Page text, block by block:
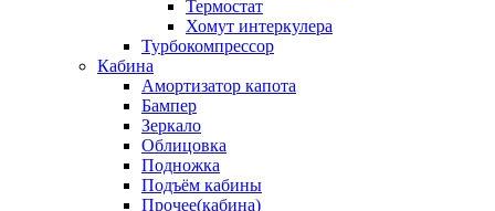
Термостат
Хомут интеркулера
Турбокомпрессор
Кабина
Амортизатор капота
Бампер
Зеркало
Облицовка
Подножка
Подъём кабины
Прочее(кабина)